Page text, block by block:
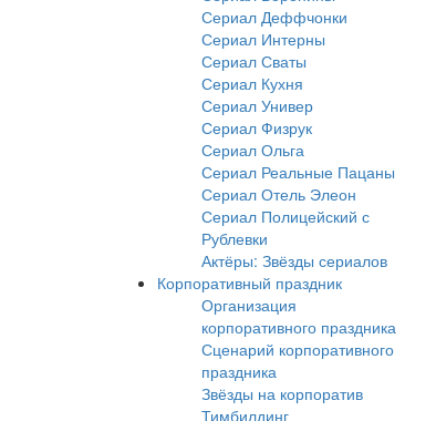
Сериал Деффчонки
Сериал Интерны
Сериал Сваты
Сериал Кухня
Сериал Универ
Сериал Физрук
Сериал Ольга
Сериал Реальные Пацаны
Сериал Отель Элеон
Сериал Полицейский с
Рублевки
Актёры: Звёзды сериалов
Корпоративный праздник
Организация
корпоративного праздника
Сценарий корпоративного
праздника
Звёзды на корпоратив
Тимбилдинг